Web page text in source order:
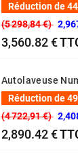
Réduction de
(5 298,84 €)
3,560.82 €
Réduction de
(4 722,91 €)
2,890.42 €